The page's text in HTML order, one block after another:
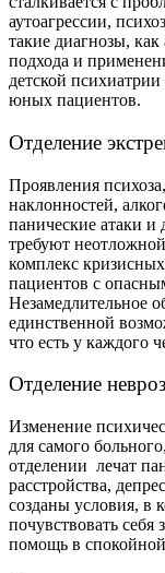
аутоагрессии,
такие диагнозы,
подхода и
детской
юных пациентов.
Отделение
Проявления
наклонностей,
панические атаки и
требуют
комплекс
пациентов с
Незамедлительное
единственной
что есть у каждого
Отделение
Изменение
для самого
отделении лечат
расстройства,
созданы условия, в
почувствовать
помощь в